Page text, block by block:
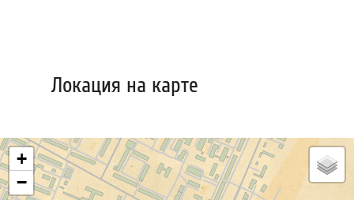
Локация на карте
+
−